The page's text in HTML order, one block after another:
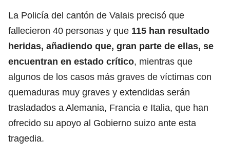
La Policía del cantón de Valais precisó que
fallecieron 40 personas y que 115 han resultado
heridas, añadiendo que, gran parte de ellas, se
encuentran en estado crítico, mientras que
algunos de los casos más graves de víctimas con
quemaduras muy graves y extendidas serán
trasladados a Alemania, Francia e Italia, que han
ofrecido su apoyo al Gobierno suizo ante esta
tragedia.